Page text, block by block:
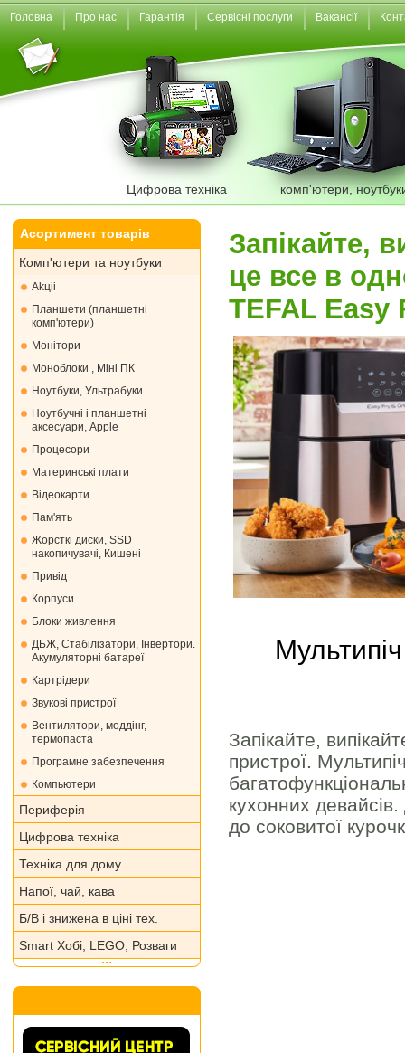
Головна Про нас Гарантія Сервісні послуги Вакансії
Цифрова техніка комп'ютери,
Асортимент товарів
Комп'ютери та ноутбуки
Akціі
Планшети (планшетні
комп'ютери)
Монiтори
Моноблоки , Міні ПК
Ноутбуки, Ультрабуки
Ноутбучні і планшетні
аксесуари, Apple
Процесори
Материнські плати
Відеокарти
Пам'ять
Жорсткі диски, SSD
накопичувачі, Кишені
Привід
Корпуси
Блоки живлення
ДБЖ, Стабілізатори, Інвертори.
Акумуляторні батареї
Картрідери
Звукові пристрої
Вентилятори, моддінг,
термопаста
Програмне забезпечення
Компьютери
Периферія
Цифрова техніка
Техніка для дому
Напої, чай, кава
Б/В і знижена в ціні тех.
Smart Хобі, LEGO, Розваги
Запікайте,
це все в
TEFAL Easy
Запікайте,
пристрої.
кухонних девайсів.
до соковитої